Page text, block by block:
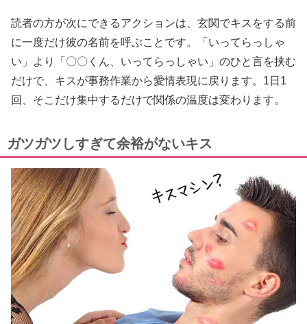
読者の方が次にできるアクションは、玄関でキスをする前
に一度だけ彼の名前を呼ぶことです。「いってらっしゃ
い」より「〇〇くん、いってらっしゃい」のひと言を挟む
だけで、キスが事務作業から愛情表現に戻ります。1日1
回、そこだけ集中するだけで関係の温度は変わります。
ガツガツしすぎて余裕がないキス